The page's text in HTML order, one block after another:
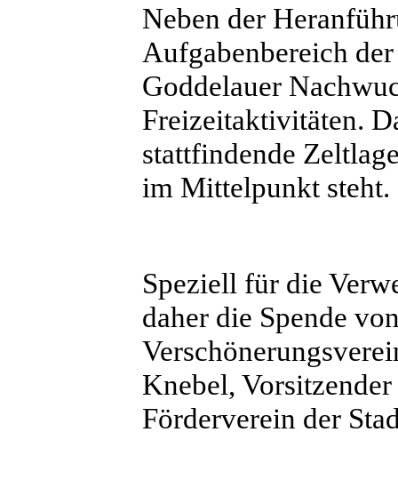
Neben der
Aufgabenbereich
Goddelauer
Freizeitaktivitäten.
stattfindende
im Mittelpunkt steht.
Speziell für die
daher die Spende
Knebel,
Förderverein der